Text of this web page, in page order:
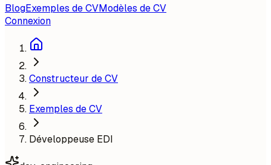
BlogExemples de CVModèles de CV
Connexion
Constructeur de CV
Exemples de CV
Développeuse EDI